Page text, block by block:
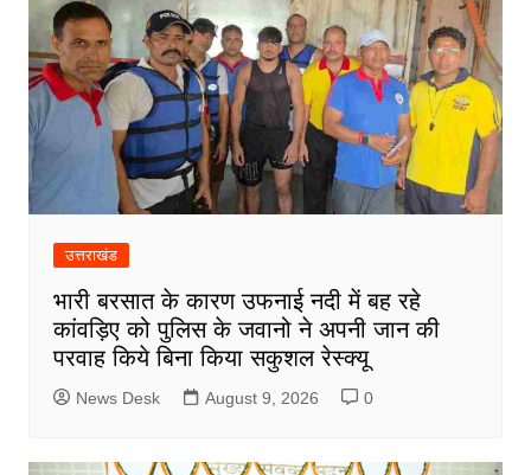
उत्तराखंड
भारी बरसात के कारण उफनाई नदी में बह रहे
कांवड़िए को पुलिस के जवानो ने अपनी जान की
परवाह किये बिना किया सकुशल रेस्क्यू
News Desk August 9, 2026 0